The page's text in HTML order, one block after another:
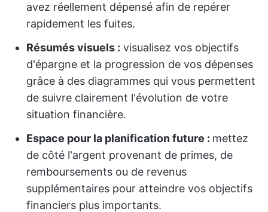
avez réellement dépensé afin de repérer
rapidement les fuites.
Résumés visuels : visualisez vos objectifs
d'épargne et la progression de vos dépenses
grâce à des diagrammes qui vous permettent
de suivre clairement l'évolution de votre
situation financière.
Espace pour la planification future : mettez
de côté l'argent provenant de primes, de
remboursements ou de revenus
supplémentaires pour atteindre vos objectifs
financiers plus importants.